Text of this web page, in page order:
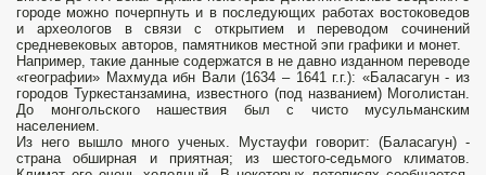
городе можно почерпнуть и в последующих работах востоковедов
и археологов в связи с открытием и переводом сочинений
средневековых авторов, памятников местной эпи­ графики и монет.
Например, такие данные содержатся в не­ давно изданном переводе
«географии» Махмуда ибн Вали (1634 – 1641 г.г.): «Баласагун - из
городов Туркестанзамина, известного (под названием) Моголистан.
До монгольского нашествия был с чисто мусульманским
населением.
Из него вышло много ученых. Мустауфи говорит: (Баласагун) -
страна обширная и приятная; из шестого-седьмого климатов.